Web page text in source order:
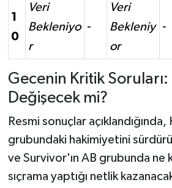
1
0
Veri
Bekleniyo
r
-
Veri
Bekleniy
or
-
Gecenin Kritik Soruları:
Değişecek mi?
Resmi sonuçlar
grubundaki hakimiyetini
ve Survivor'ın AB grubunda ne
sıçrama yaptığı netlik